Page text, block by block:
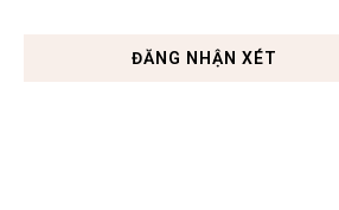
ĐĂNG NHẬN XÉT